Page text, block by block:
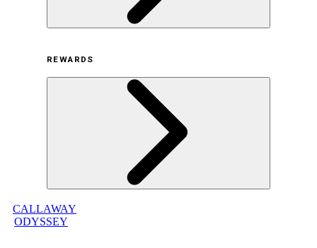
オンラインストア利用規約
プライバシーポリシー
特定商取引法に基づく表示
古物営業法に基づく表示
REWARDS
CALLAWAY
ODYSSEY